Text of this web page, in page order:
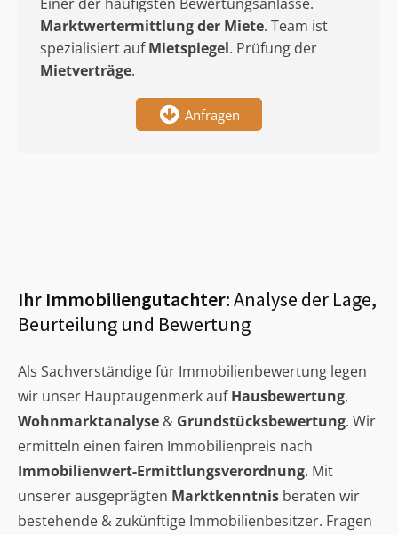
Marktwertermittlungder Miete. Team ist
spezialisiert aufMietspiegel. Prüfung der
Mietverträge.
Anfragen
Ihr Immobiliengutachter:Analyse der Lage,
Beurteilung und Bewertung
Als Sachverständige für Immobilienbewertung legen
wir unser Hauptaugenmerk aufHausbewertung,
Wohnmarktanalyse & Grundstücksbewertung. Wir
ermitteln einen fairen Immobilienpreis nach
Immobilienwert-Ermittlungsverordnung. Mit
unserer ausgeprägten Marktkenntnis beraten wir
bestehende & zukünftige Immobilienbesitzer. Fragen